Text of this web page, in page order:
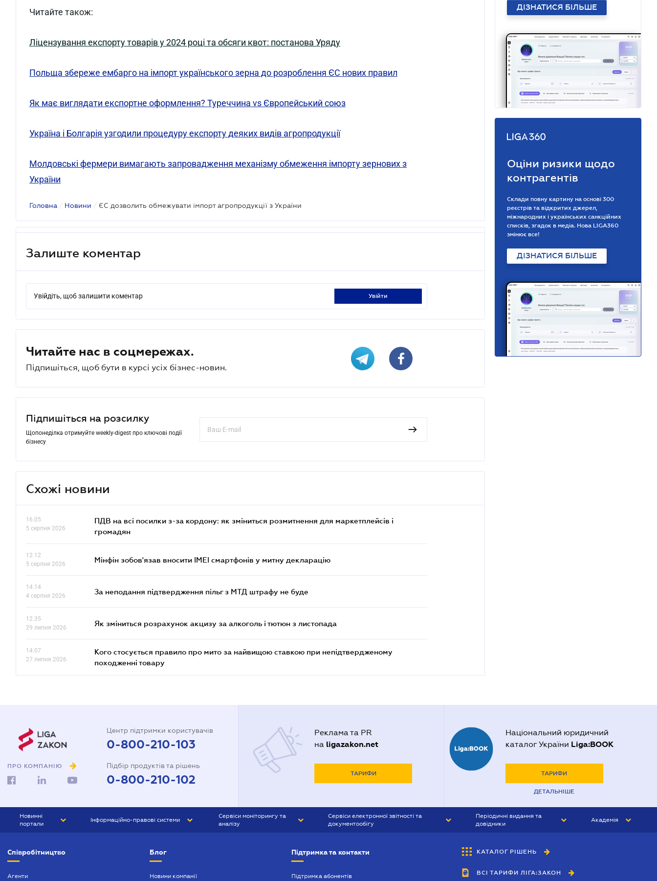
Читайте також:
Ліцензування експорту товарів у 2024 році та обсяги квот: постанова Уряду
Польща збереже ембарго на імпорт українського зерна до розроблення ЄС нових правил
Як має виглядати експортне оформлення? Туреччина vs Європейський союз
Україна і Болгарія узгодили процедуру експорту деяких видів агропродукції
Молдовські фермери вимагають запровадження механізму обмеження імпорту зернових з
України
Головна / Новини / ЄС дозволить обмежувати імпорт агропродукції з України
Залиште коментар
Увійдіть, щоб залишити коментар увійти
Читайте нас в соцмережах.
Підпишіться, щоб бути в курсі усіх бізнес-новин.
Підпишіться на розсилку
Щопонеділка отримуйте weekly-digest про ключові події
бізнесу
Схожі новини
16.05
5 серпня 2026
ПДВ на всі посилки з-за кордону: як зміниться розмитнення для маркетплейсів і
громадян
12.12
5 серпня 2026
Мінфін зобов'язав вносити IMEI смартфонів у митну декларацію
14.14
4 серпня 2026
За неподання підтвердження пільг з МТД штрафу не буде
12.35
29 липня 2026
Як зміниться розрахунок акцизу за алкоголь і тютюн з листопада
14.07
27 липня 2026
Кого стосується правило про мито за найвищою ставкою при непідтвердженому
походженні товару
ДІЗНАТИСЯ БІЛЬШЕ
Оціни ризики щодо
контрагентів
Склади повну картину на основі 300
реєстрів та відкритих джерел,
міжнародних і українських санкційних
списків, згадок в медіа. Нова LIGA360
змінює все!
ДІЗНАТИСЯ БІЛЬШЕ
ПРО КОМПАНІЮ
Центр підтримки користувачів
0-800-210-103
Підбір продуктів та рішень
0-800-210-102
Реклама та PR
на ligazakon.net
ТАРИФИ
Національний юридичний
каталог України Liga:BOOK
ТАРИФИ
ДЕТАЛЬНІШЕ
Новинні
портали
БІЗНЕС
Інформаційно-правові системи
Сервіси моніторингу та
аналізу
Сервіси електронної звітності та
документообігу
Періодичні видання та
довідники
БУХГАЛТЕР&ЗАКОН
ВІСНИК МСФЗ
Академія
Співробітництво
Агенти
Блог
Новини компанії
Підтримка та контакти
Підтримка абонентів
КАТАЛОГ РІШЕНЬ
ВСІ ТАРИФИ ЛІГА:ЗАКОН